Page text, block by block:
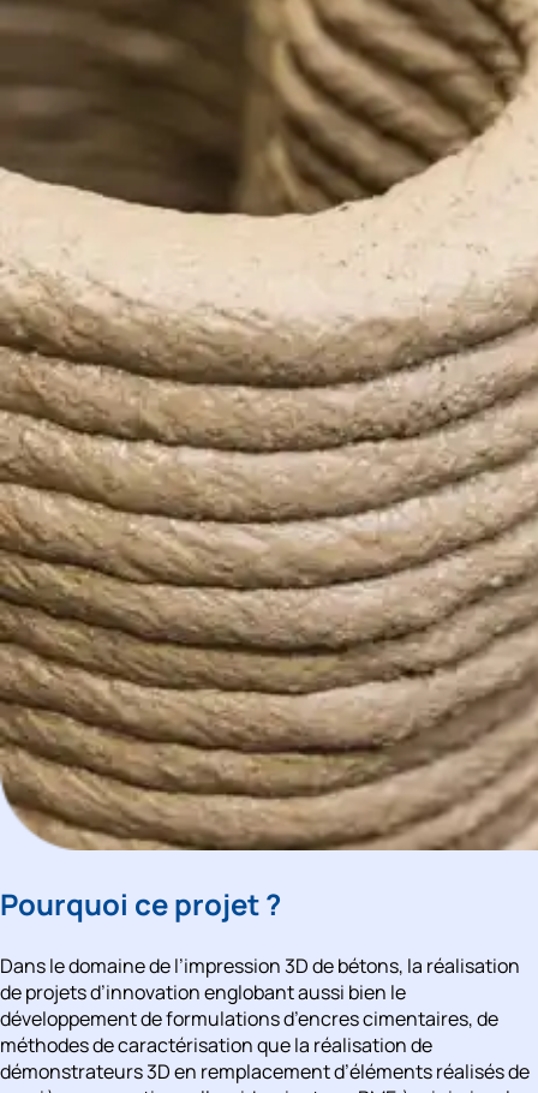
Pourquoi ce projet ?
Dans le domaine de l’impression 3D de bétons, la réalisation
de projets d’innovation englobant aussi bien le
développement de formulations d’encres cimentaires, de
méthodes de caractérisation que la réalisation de
démonstrateurs 3D en remplacement d’éléments réalisés de